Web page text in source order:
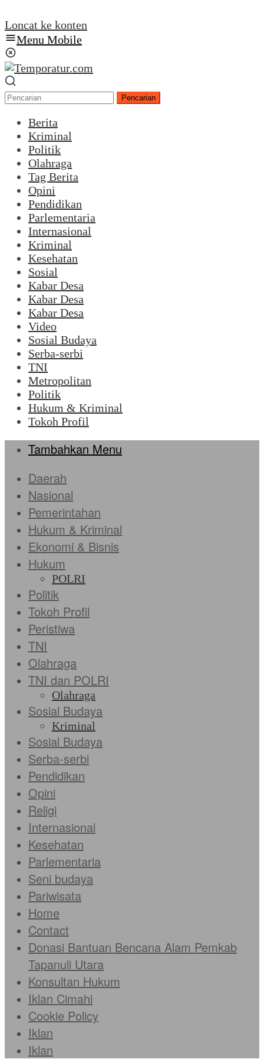
Loncat ke konten
Menu Mobile
Pencarian
Berita
Kriminal
Politik
Olahraga
Tag Berita
Opini
Pendidikan
Parlementaria
Internasional
Kriminal
Kesehatan
Sosial
Kabar Desa
Kabar Desa
Kabar Desa
Video
Sosial Budaya
Serba-serbi
TNI
Metropolitan
Politik
Hukum & Kriminal
Tokoh Profil
Tambahkan Menu
Daerah
Nasional
Pemerintahan
Hukum & Kriminal
Ekonomi & Bisnis
Hukum
POLRI
Politik
Tokoh Profil
Peristiwa
TNI
Olahraga
TNI dan POLRI
Olahraga
Sosial Budaya
Kriminal
Sosial Budaya
Serba-serbi
Pendidikan
Opini
Religi
Internasional
Kesehatan
Parlementaria
Seni budaya
Pariwisata
Home
Contact
Donasi Bantuan Bencana Alam Pemkab
Tapanuli Utara
Konsultan Hukum
Iklan Cimahi
Cookie Policy
Iklan
Iklan